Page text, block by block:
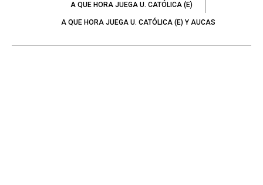
A QUE HORA JUEGA U. CATÓLICA (E)
A QUE HORA JUEGA U. CATÓLICA (E) Y AUCAS